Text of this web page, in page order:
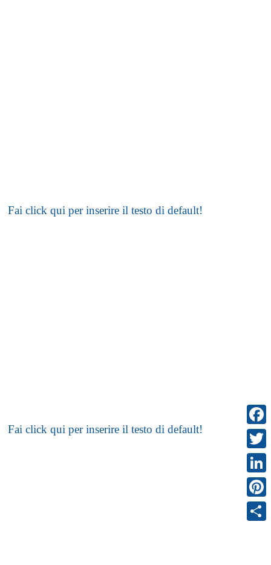
Fai click qui per inserire il testo di default!
Fai click qui per inserire il testo di default!